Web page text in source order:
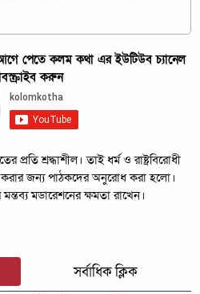
পেতে কলম কথা এর ইউটিউব চ্যানেল
করুন
শ্রদ্ধাশীল। তাই ধর্ম ও রাষ্ট্রবিরোধী
জন্য পাঠকদের অনুরোধ করা হলো।
মডারেশনের ক্ষমতা রাখেন।
সর্বাধিক ক্লিক